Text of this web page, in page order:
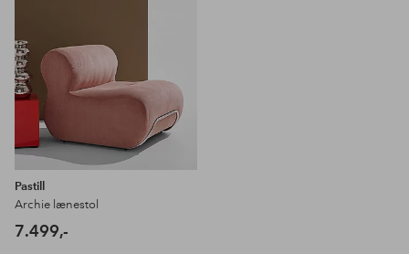
Pastill
Archie lænestol
7.499,-